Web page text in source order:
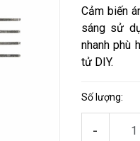
Cảm biến
sáng sử
nhanh phù
tử DIY.
Số lượng:
-